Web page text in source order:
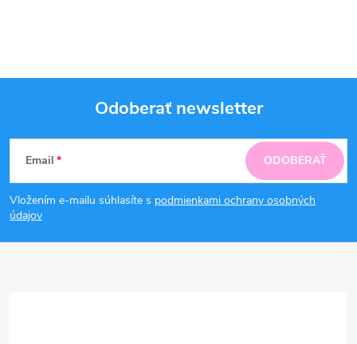
Z
á
p
Odoberať newsletter
Email
Vložením e-mailu súhlasíte s podmienkami ochrany osobných
údajov
ODOBERAŤ